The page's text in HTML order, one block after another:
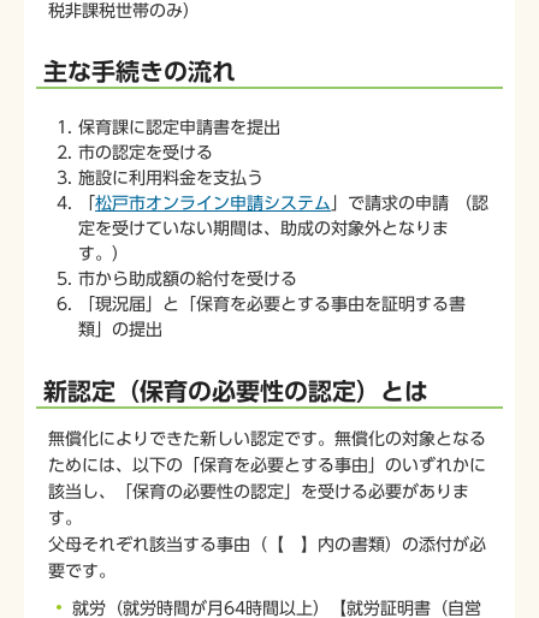
税非課税世帯のみ）
主な手続きの流れ
保育課に認定申請書を提出
市の認定を受ける
施設に利用料金を支払う
「松戸市オンライン申請システム
」で請求の申請 （認
定を受けていない期間は、助成の対象外となりま
す。）
市から助成額の給付を受ける
「現況届」と「保育を必要とする事由を証明する書
類」の提出
新認定（保育の必要性の認定）とは
無償化によりできた新しい認定です。無償化の対象となる
ためには、以下の「保育を必要とする事由」のいずれかに
該当し、「保育の必要性の認定」を受ける必要がありま
す。
父母それぞれ該当する事由（【 】内の書類）の添付が必
要です。
就労（就労時間が月64時間以上）【就労証明書（自営